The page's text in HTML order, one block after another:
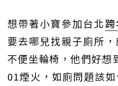
想帶著小寶參加台北
要去哪兒找親子廁所
不便坐輪椅，他們好想
01煙火，如廁問題該